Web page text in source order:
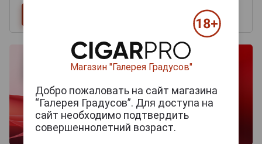
Магазин "Галерея Градусов"
Добро пожаловать на сайт магазина
“Галерея Градусов”. Для доступа на
сайт необходимо подтвердить
совершеннолетний возраст.